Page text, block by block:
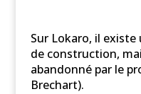
Sur Lokaro, il
de construction,
abandonné par le
Brechart).